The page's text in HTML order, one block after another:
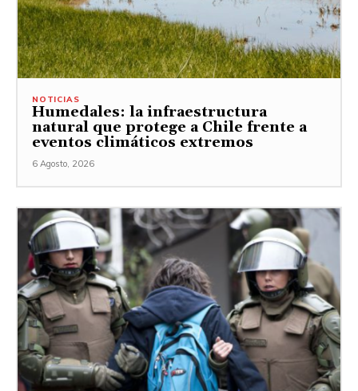
NOTICIAS
Humedales: la infraestructura
natural que protege a Chile frente a
eventos climáticos extremos
6 Agosto, 2026